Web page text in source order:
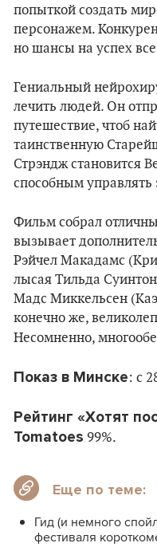
попыткой создать
персонажем.
но шансы на успех
Гениальный
лечить людей. Он
путешествие, чтоб
таинственную
Стрэндж становится
способным
Фильм собрал
вызывает
Рэйчел Макадамс
лысая Тильда
Мадс Миккельсен
конечно же,
Несомненно,
Показ в Минске: c
Рейтинг «Хотят
Tomatoes 99%.
Еще по теме:
Гид (и немного
фестиваля